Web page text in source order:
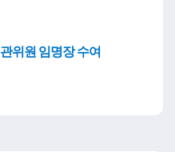
위원 임명장 수여